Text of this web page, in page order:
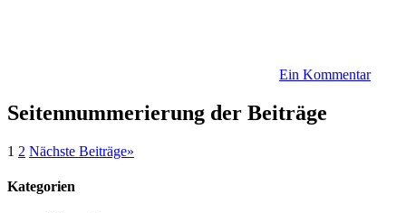
Ein Kommentar
Seitennummerierung der Beiträge
1 2 Nächste Beiträge»
Kategorien